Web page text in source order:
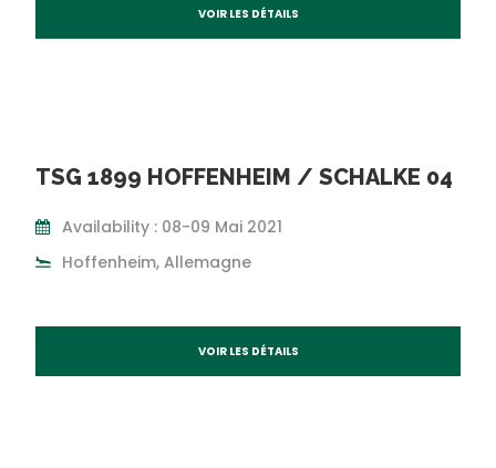
VOIR LES DÉTAILS
TSG 1899 HOFFENHEIM / SCHALKE 04
Availability : 08-09 Mai 2021
Hoffenheim, Allemagne
VOIR LES DÉTAILS